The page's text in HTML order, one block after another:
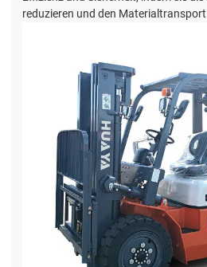
reduzieren und den